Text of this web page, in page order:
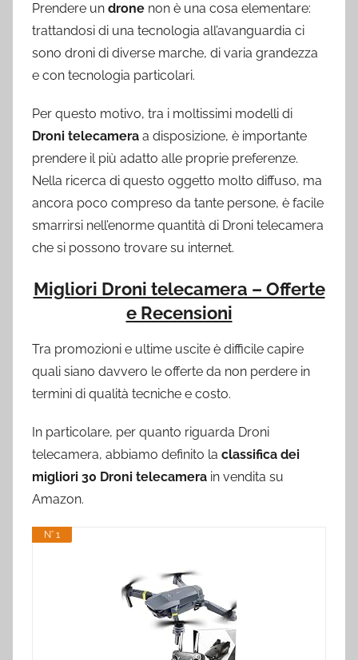
Prendere un drone non è una cosa elementare:
trattandosi di una tecnologia all’avanguardia ci
sono droni di diverse marche, di varia grandezza
e con tecnologia particolari.
Per questo motivo, tra i moltissimi modelli di
Droni telecamera a disposizione, è importante
prendere il più adatto alle proprie preferenze.
Nella ricerca di questo oggetto molto diffuso, ma
ancora poco compreso da tante persone, è facile
smarrirsi nell’enorme quantità di Droni telecamera
che si possono trovare su internet.
Migliori Droni telecamera – Offerte
e Recensioni
Tra promozioni e ultime uscite è difficile capire
quali siano davvero le offerte da non perdere in
termini di qualità tecniche e costo.
In particolare, per quanto riguarda Droni
telecamera, abbiamo definito la classifica dei
migliori 30 Droni telecamera in vendita su
Amazon.
N° 1